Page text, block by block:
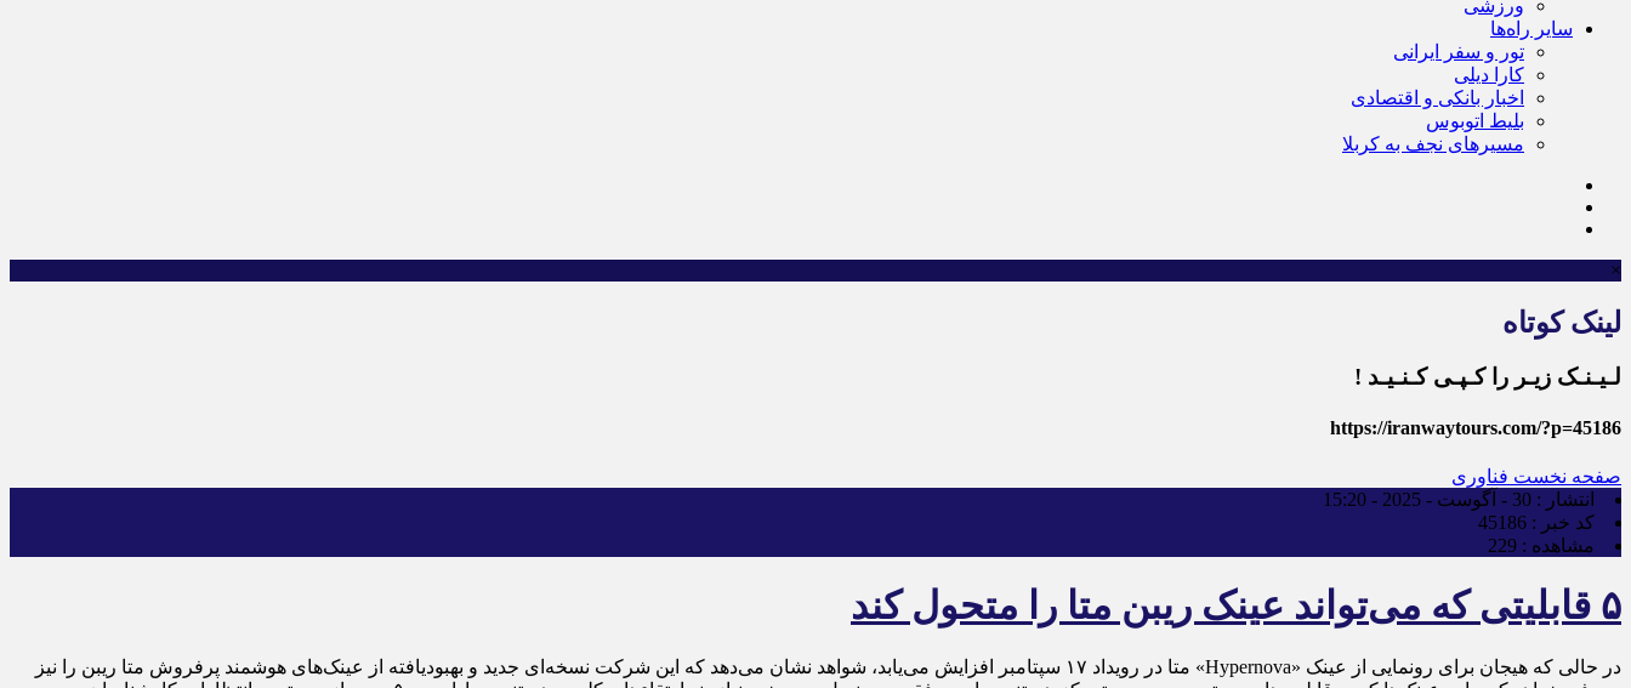
ورزشی
سایر راه‌ها
تور و سفر ایرانی
کارا دیلی
اخبار بانکی و اقتصادی
بلیط اتوبوس
مسیرهای نجف به کربلا
×
لینک کوتاه
لـیـنـک زیـر را کـپـی کـنـیـد !
https://iranwaytours.com/?p=45186
صفحه نخست فناوری
انتشار : 30 - آگوست - 2025 - 15:20
کد خبر : 45186
مشاهده : 229
۵ قابلیتی که می‌تواند عینک ریبن متا را متحول کند
در حالی که هیجان برای رونمایی از عینک‌ «Hypernova» متا در رویداد ۱۷ سپتامبر افزایش می‌یابد، شواهد نشان می‌دهد که این شرکت نسخه‌ای جدید و بهبودیافته از عینک‌های هوشمند پرفروش متا ریبن را نیز